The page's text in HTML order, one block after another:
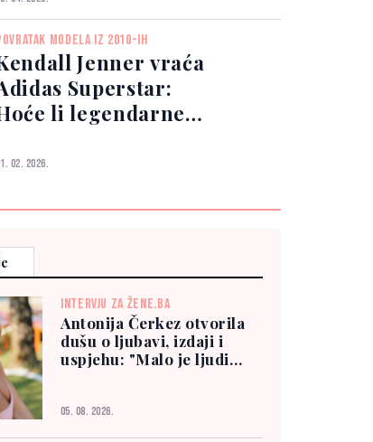
MODELA IZ 2010-IH
Jenner vraća
Superstar:
li legendarne
ulicama?
02. 2026.
INTERVJU ZA ŽENE.BA
Antonija Čerkez otvorila
dušu o ljubavi, izdaji i
uspjehu: "Malo je ljudi
05. 08. 2026.